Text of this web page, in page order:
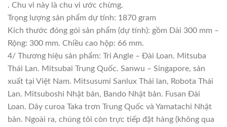
. Chu vi này là chu vi ước chừng.
Trọng lượng sản phẩm dự tính: 1870 gram
Kích thước đóng gói sản phẩm (dự tính): gồm Dài 300 mm –
Rộng: 300 mm. Chiều cao hộp: 66 mm.
4/ Thương hiệu sản phẩm: Tri Angle – Đài Loan. Mitsuba
Thái Lan. Mitsubai Trung Quốc. Sanwu – Singapore, sản
xuất tại Việt Nam. Mitsusumi Sanlux Thái lan, Robota Thái
Lan. Mitsuboshi Nhật bản, Bando Nhật bản. Fusan Đài
Loan. Dây curoa Taka trơn Trung Quốc và Yamatachi Nhật
bản. Ngoài ra, chúng tôi còn trực tiếp đặt hàng (không qua